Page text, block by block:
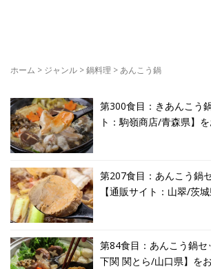
ホーム > ジャンル >鍋料理 >あんこう鍋
第300食目：きあんこう
ト：駒嶺商店/青森県】を
第207食目：あんこう鍋
【通販サイト：山翠/茨
第84食目：あんこう鍋セ
下関 関とら/山口県】をお